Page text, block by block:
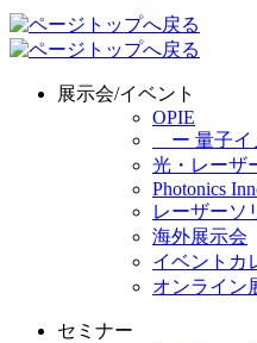
展示会/イベント
OPIE
ー 量子イ
光・レーザ
Photonics
レーザーソ
海外展示会
イベントカ
オンライン
セミナー